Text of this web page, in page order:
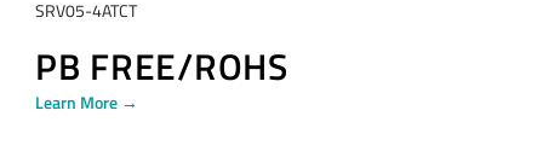
SRV05-4ATCT
PB FREE/ROHS
Learn More →